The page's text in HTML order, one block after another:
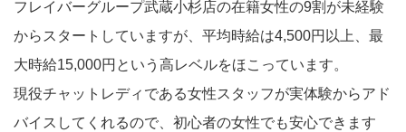
フレイバーグループ武蔵小杉店の在籍女性の9割が未経験
からスタートしていますが、平均時給は4,500円以上、最
大時給15,000円という高レベルをほこっています。
現役チャットレディである女性スタッフが実体験からアド
バイスしてくれるので、初心者の女性でも安心できます